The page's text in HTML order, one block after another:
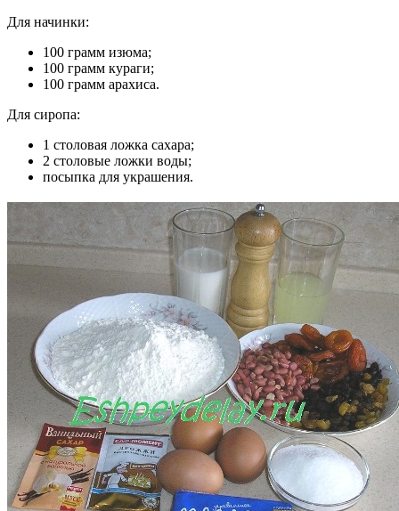
Для начинки:
100 грамм изюма;
100 грамм кураги;
100 грамм арахиса.
Для сиропа:
1 столовая ложка сахара;
2 столовые ложки воды;
посыпка для украшения.